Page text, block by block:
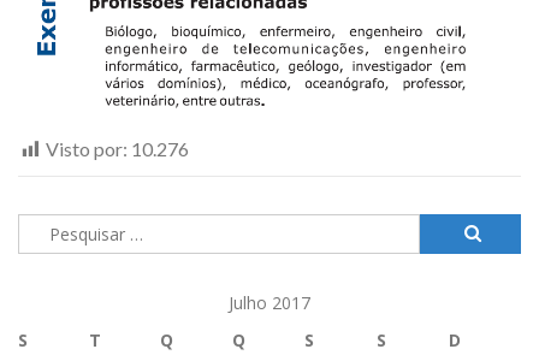
Visto por: 10.276
Pesquisar
por:
Julho 2017
S
T Q Q S S D